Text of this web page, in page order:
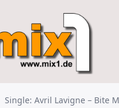
Single: Avril Lavigne – Bite